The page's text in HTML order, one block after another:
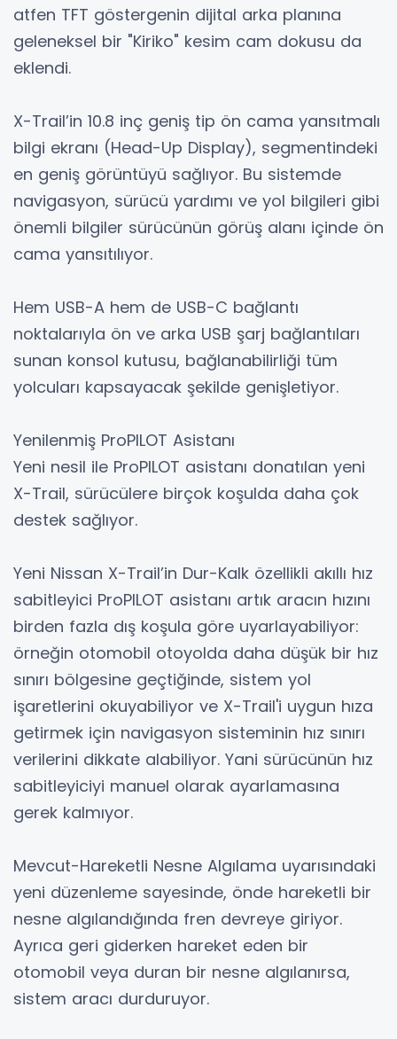
atfen TFT göstergenin dijital arka planına
geleneksel bir "Kiriko" kesim cam dokusu da
eklendi.
X-Trail’in 10.8 inç geniş tip ön cama yansıtmalı
bilgi ekranı (Head-Up Display), segmentindeki
en geniş görüntüyü sağlıyor. Bu sistemde
navigasyon, sürücü yardımı ve yol bilgileri gibi
önemli bilgiler sürücünün görüş alanı içinde ön
cama yansıtılıyor.
Hem USB-A hem de USB-C bağlantı
noktalarıyla ön ve arka USB şarj bağlantıları
sunan konsol kutusu, bağlanabilirliği tüm
yolcuları kapsayacak şekilde genişletiyor.
Yenilenmiş ProPILOT Asistanı
Yeni nesil ile ProPILOT asistanı donatılan yeni
X-Trail, sürücülere birçok koşulda daha çok
destek sağlıyor.
Yeni Nissan X-Trail’in Dur-Kalk özellikli akıllı hız
sabitleyici ProPILOT asistanı artık aracın hızını
birden fazla dış koşula göre uyarlayabiliyor:
örneğin otomobil otoyolda daha düşük bir hız
sınırı bölgesine geçtiğinde, sistem yol
işaretlerini okuyabiliyor ve X-Trail'i uygun hıza
getirmek için navigasyon sisteminin hız sınırı
verilerini dikkate alabiliyor. Yani sürücünün hız
sabitleyiciyi manuel olarak ayarlamasına
gerek kalmıyor.
Mevcut-Hareketli Nesne Algılama uyarısındaki
yeni düzenleme sayesinde, önde hareketli bir
nesne algılandığında fren devreye giriyor.
Ayrıca geri giderken hareket eden bir
otomobil veya duran bir nesne algılanırsa,
sistem aracı durduruyor.